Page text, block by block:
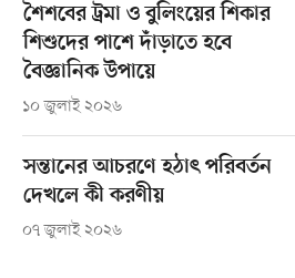
শৈশবের ট্রমা ও বুলিংয়ের শিকার
শিশুদের পাশে দাঁড়াতে হবে
বৈজ্ঞানিক উপায়ে
১০ জুলাই ২০২৬
সন্তানের আচরণে হঠাৎ পরিবর্তন
দেখলে কী করণীয়
০৭ জুলাই ২০২৬